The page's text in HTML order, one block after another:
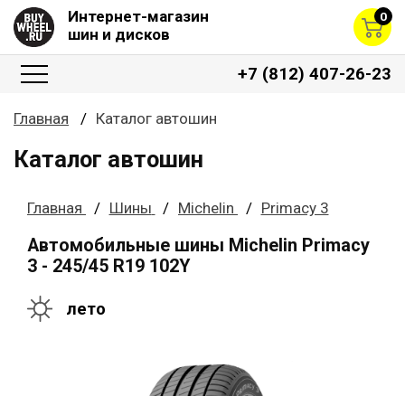
Интернет-магазин
шин и дисков
0
+7 (812) 407-26-23
Главная Каталог автошин
Каталог автошин
Главная Шины Michelin Primacy 3
Автомобильные шины Michelin Primacy
3 - 245/45 R19 102Y
лето